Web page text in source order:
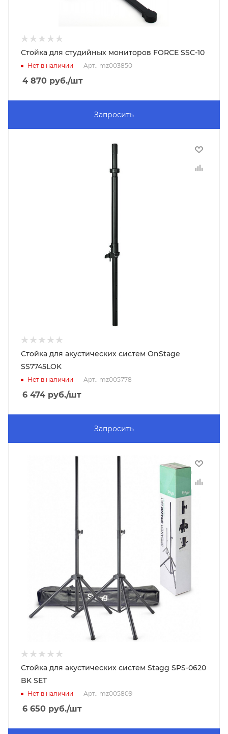
Стойка для студийных мониторов FORCE SSC-10
Нет в наличии Арт.: mz003850
4 870 руб./шт
Запросить
Стойка для акустических систем OnStage
SS7745LOK
Нет в наличии Арт.: mz005778
6 474 руб./шт
Запросить
Стойка для акустических систем Stagg SPS-0620
BK SET
Нет в наличии Арт.: mz005809
6 650 руб./шт